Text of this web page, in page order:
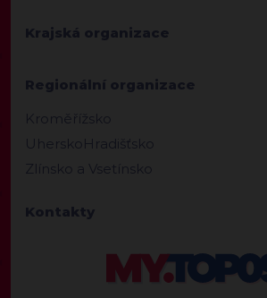
Krajská organizace
Regionální organizace
Kroměřížsko
UherskoHradišťsko
Zlínsko a Vsetínsko
Kontakty